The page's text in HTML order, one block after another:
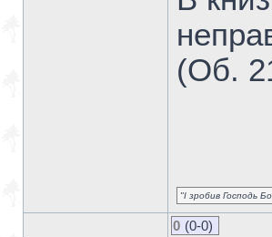
(Об.
"І зробив Господь
0 (0-0)